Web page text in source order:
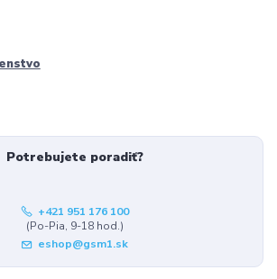
Potrebujete poradiť?
+421 951 176 100
(Po-Pia, 9-18 hod.)
eshop@gsm1.sk